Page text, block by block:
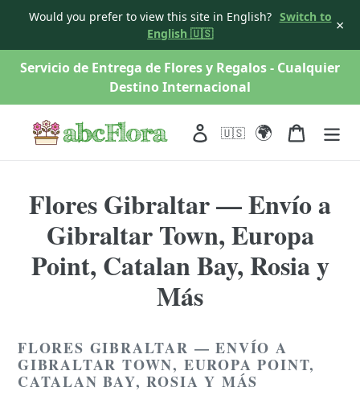
Would you prefer to view this site in English? Switch to
English 🇺🇸
×
saltarServicio de Entrega de Flores y Regalos - Cualquier
Destino Internacional
Acceso
🇺🇸 🌍 Carro
Flores Gibraltar — Envío a
Gibraltar Town, Europa
Point, Catalan Bay, Rosia y
Más
FLORES GIBRALTAR — ENVÍO A
GIBRALTAR TOWN, EUROPA POINT,
CATALAN BAY, ROSIA Y MÁS